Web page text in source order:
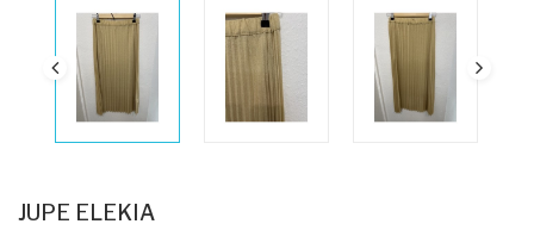
JUPE ELEKIA